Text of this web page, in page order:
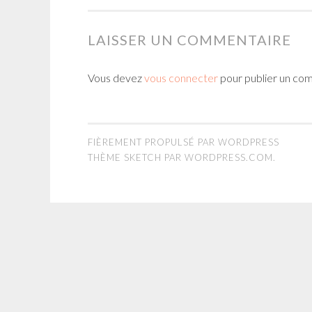
LAISSER UN COMMENTAIRE
Vous devezvous connecter pour publier un
FIÈREMENT PROPULSÉ PAR WORDPRESS
THÈME SKETCH PAR WORDPRESS.COM